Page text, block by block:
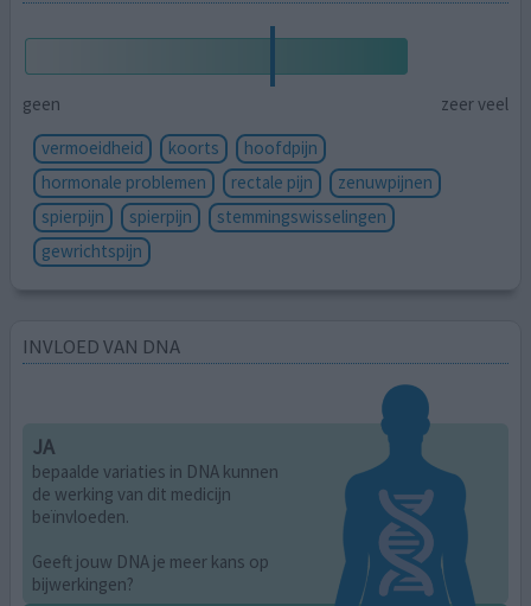
geen
zeer veel
vermoeidheid
koorts
hoofdpijn
hormonale problemen
rectale pijn
zenuwpijnen
spierpijn
spierpijn
stemmingswisselingen
gewrichtspijn
INVLOED VAN DNA
JA
bepaalde variaties in DNA kunnen
de werking van dit medicijn
beïnvloeden.
Geeft jouw DNA je meer kans op
bijwerkingen?